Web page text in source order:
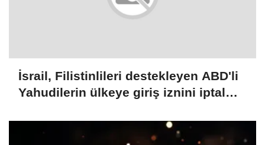
İsrail, Filistinlileri destekleyen ABD'li
Yahudilerin ülkeye giriş iznini iptal